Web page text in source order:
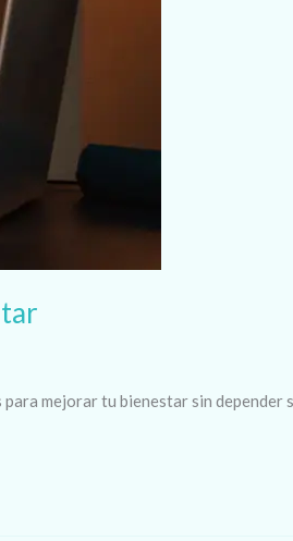
mejorar tu bienestar sin depender